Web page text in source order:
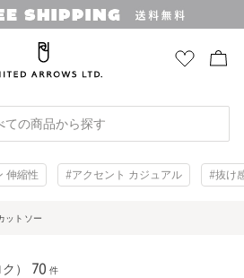
ての商品から探す
伸縮性 #アクセント カジュアル #抜け
ットソー
） 70 件